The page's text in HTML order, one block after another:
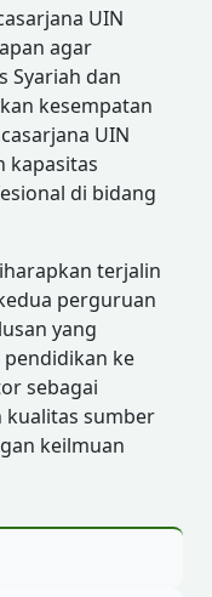
UIN
agar
Syariah dan
kesempatan
UIN
kapasitas
di bidang
terjalin
perguruan
yang
ke
sebagai
kualitas sumber
keilmuan